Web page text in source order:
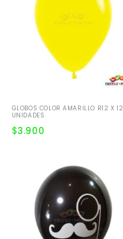
GLOBOS COLOR AMARILLO R12 X 12
UNIDADES
$3.900